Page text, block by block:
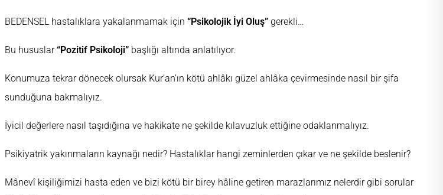
BEDENSEL hastalıklara yakalanmamak için “Psikolojik İyi Oluş” gerekli…
Bu hususlar“Pozitif Psikoloji” başlığı altında anlatılıyor.
Konumuza tekrar dönecek olursak Kur’an’ın kötü ahlâkı güzel ahlâka çevirmesinde nasıl bir şifa
sunduğuna bakmalıyız.
İyicil değerlere nasıl taşıdığına ve hakikate ne şekilde kılavuzluk ettiğine odaklanmalıyız.
Psikiyatrik yakınmaların kaynağı nedir? Hastalıklar hangi zeminlerden çıkar ve ne şekilde beslenir?
Mânevî kişiliğimizi hasta eden ve bizi kötü bir birey hâline getiren marazlarımız nelerdir gibi sorular